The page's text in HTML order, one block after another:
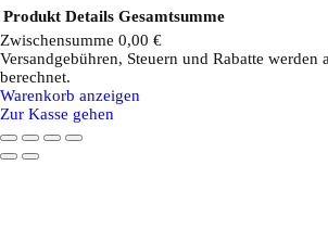
Produkte
im
Warenkorb
Produkt Details Gesamtsumme
Zwischensumme 0,00 €
Versandgebühren, Steuern und Rabatte werden
berechnet.
Warenkorb anzeigen
Zur Kasse gehen